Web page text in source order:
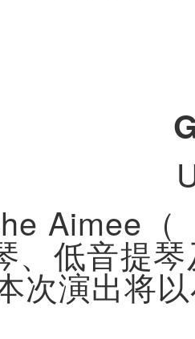
Aimee
、低音提
次演出将